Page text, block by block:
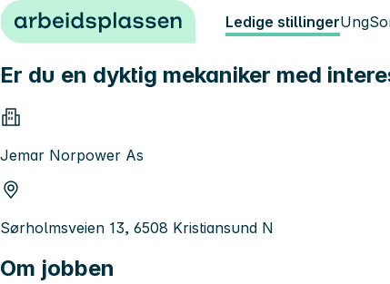
Hopp til innhold Ledige stillingerUng
Er du en dyktig mekaniker med
Jemar Norpower As
Sørholmsveien 13, 6508 Kristiansund N
Om jobben